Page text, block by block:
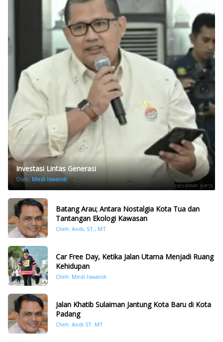
Investasi Lintas Generasi
Oleh: Medi Iswandi
Batang Arau; Antara Nostalgia Kota Tua dan
Tantangan Ekologi Kawasan
Oleh: Andi, ST., MT
Car Free Day, Ketika Jalan Utama Menjadi Ruang
Kehidupan
Oleh: Medi Iswandi
Jalan Khatib Sulaiman Jantung Kota Baru di Kota
Padang
Oleh: Andi ST. MT